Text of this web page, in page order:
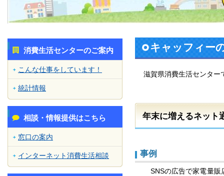
消費生活センターのご案内
こんな仕事をしています！
統計情報
相談・情報提供はこちら
窓口の案内
インターネット消費生活相談
キャッフィー
滋賀県消費生活センター
年末に増えるネット
事例
SNSの広告で家電量